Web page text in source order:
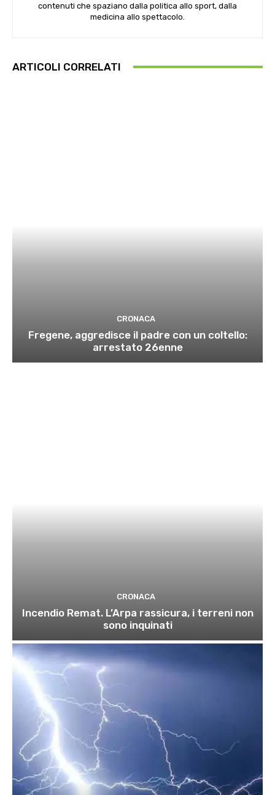
contenuti che spaziano dalla politica allo sport, dalla
medicina allo spettacolo.
ARTICOLI CORRELATI
CRONACA
Fregene, aggredisce il padre con un coltello:
arrestato 26enne
CRONACA
Incendio Remat. L’Arpa rassicura, i terreni non
sono inquinati